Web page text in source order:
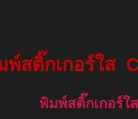
พ์สติ๊กเกอร์ใส
พิมพ์สติ๊กเกอร์ใ